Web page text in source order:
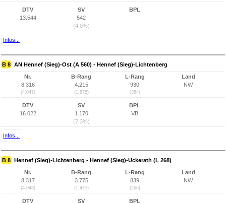
DTV
13.544
SV
542
(4,0%)
BPL
Infos...
B 8 AN Hennef (Sieg)-Ost (A 560) - Hennef (Sieg)-Lichtenberg
Nr.
8.316
(4.047)
B-Rang
4.215
(1.878)
L-Rang
930
(354)
Land
NW
DTV
16.022
SV
1.170
(7,3%)
BPL
VB
Infos...
B 8 Hennef (Sieg)-Lichtenberg - Hennef (Sieg)-Uckerath (L 268)
Nr.
8.317
(4.048)
B-Rang
3.775
(1.475)
L-Rang
839
(266)
Land
NW
DTV
SV
BPL